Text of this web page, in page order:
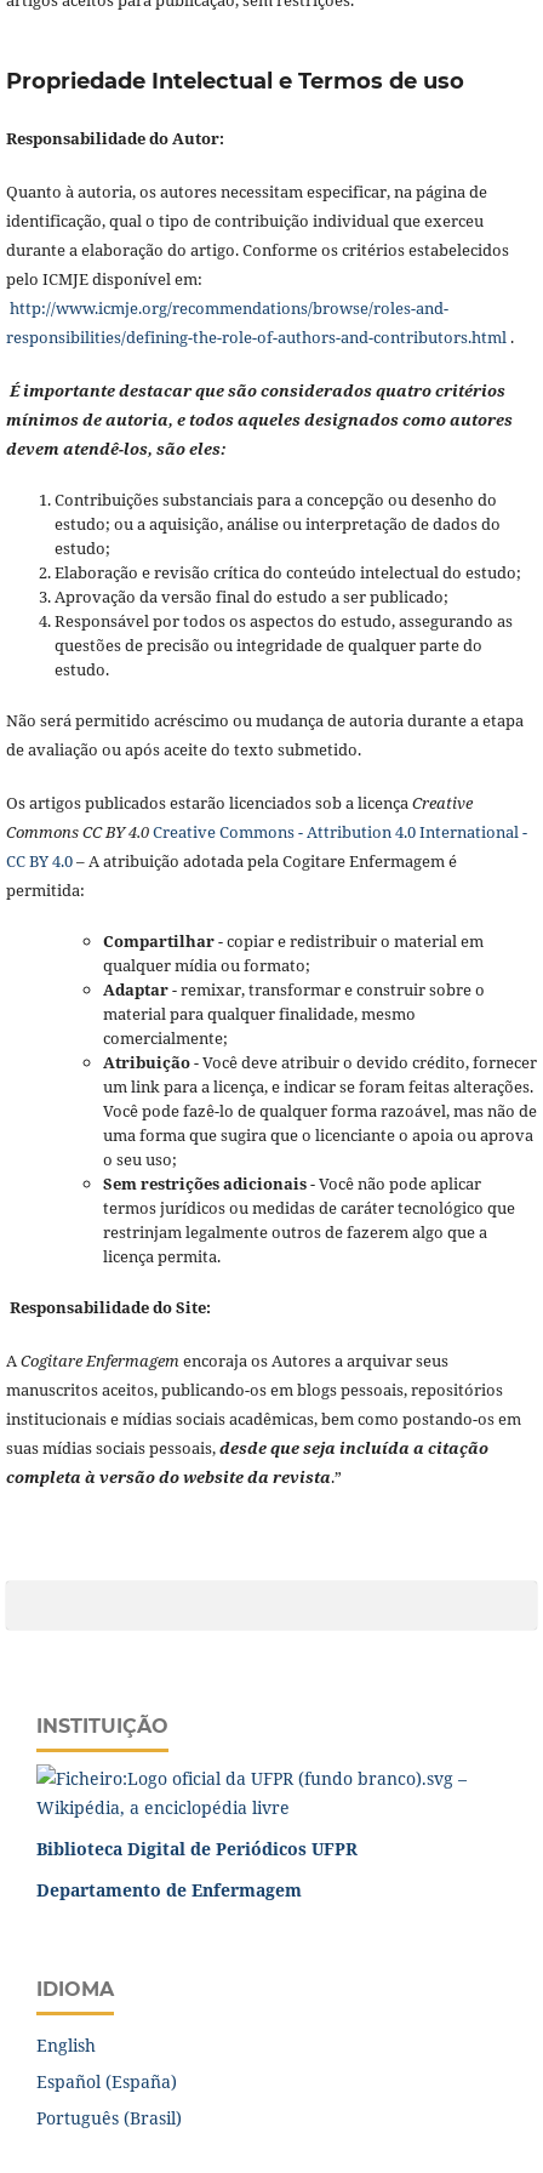
Propriedade Intelectual e Termos de uso
Responsabilidade do Autor:
Quanto à autoria, os autores necessitam especificar, na página de
identificação, qual o tipo de contribuição individual que exerceu
durante a elaboração do artigo. Conforme os critérios estabelecidos
pelo ICMJE disponível em:
http://www.icmje.org/recommendations/browse/roles-and-
responsibilities/defining-the-role-of-authors-and-contributors.html.
É importante destacar que são considerados quatro critérios
mínimos de autoria, e todos aqueles designados como autores
devem atendê-los, são eles:
Contribuições substanciais para a concepção ou desenho do
estudo; ou a aquisição, análise ou interpretação de dados do
estudo;
Elaboração e revisão crítica do conteúdo intelectual do estudo;
Aprovação da versão final do estudo a ser publicado;
Responsável por todos os aspectos do estudo, assegurando as
questões de precisão ou integridade de qualquer parte do
estudo.
Não será permitido acréscimo ou mudança de autoria durante a etapa
de avaliação ou após aceite do texto submetido.
Os artigos publicados estarão licenciados sob a licençaCreative
Commons CC BY 4.0Creative Commons - Attribution 4.0 International -
CC BY 4.0– A atribuição adotada pela Cogitare Enfermagem é
permitida:
Compartilhar- copiar e redistribuir o material em
qualquer mídia ou formato;
Adaptar- remixar, transformar e construir sobre o
material para qualquer finalidade, mesmo
comercialmente;
Atribuição- Você deve atribuir o devido crédito, fornecer
um link para a licença, e indicar se foram feitas alterações.
Você pode fazê-lo de qualquer forma razoável, mas não de
uma forma que sugira que o licenciante o apoia ou aprova
o seu uso;
Sem restrições adicionais- Você não pode aplicar
termos jurídicos ou medidas de caráter tecnológico que
restrinjam legalmente outros de fazerem algo que a
licença permita.
Responsabilidade do Site:
ACogitare Enfermagemencoraja os Autores a arquivar seus
manuscritos aceitos, publicando-os em blogs pessoais, repositórios
institucionais e mídias sociais acadêmicas, bem como postando-os em
suas mídias sociais pessoais,desde que seja incluída a citação
completa à versão do website da revista.”
INSTITUIÇÃO
Biblioteca Digital de Periódicos UFPR
Departamento de Enfermagem
IDIOMA
English
Español (España)
Português (Brasil)